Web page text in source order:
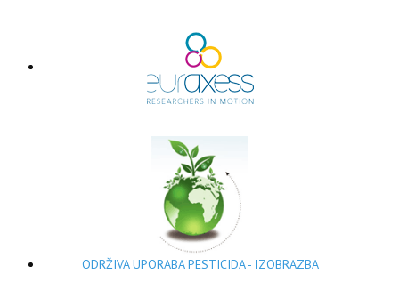
ODRŽIVA UPORABA PESTICIDA - IZOBRAZBA